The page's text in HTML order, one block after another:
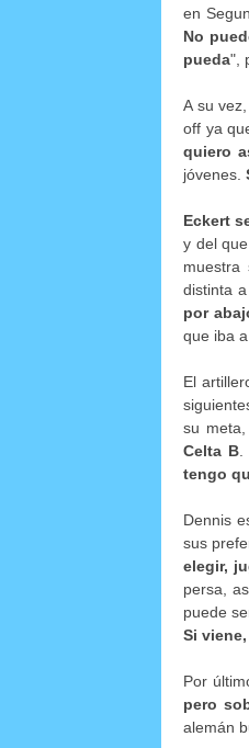
en
No
pueda",
A su
off ya
quiero
jóvenes.
Eckert
y del
muestra
distinta
por
que iba
El
su
Celta B
tengo
Dennis
sus
elegir,
persa,
puede
Si
Por
pero
alemán